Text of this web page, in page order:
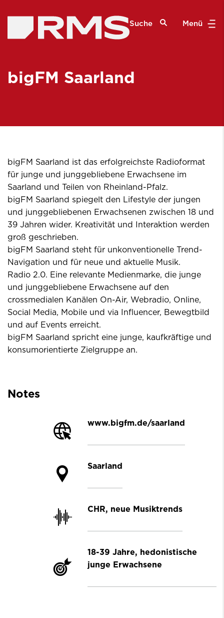
Suche Menü
bigFM Saarland
bigFM Saarland ist das erfolgreichste Radioformat
für junge und junggebliebene Erwachsene im
Saarland und Teilen von Rheinland-Pfalz.
bigFM Saarland spiegelt den Lifestyle der jungen
und junggebliebenen Erwachsenen zwischen 18 und
39 Jahren wider. Kreativität und Interaktion werden
groß geschrieben.
bigFM Saarland steht für unkonventionelle Trend-
Navigation und für neue und aktuelle Musik.
Radio 2.0. Eine relevante Medienmarke, die junge
und junggebliebene Erwachsene auf den
crossmedialen Kanälen On-Air, Webradio, Online,
Social Media, Mobile und via Influencer, Bewegtbild
und auf Events erreicht.
bigFM Saarland spricht eine junge, kaufkräftige und
konsumorientierte Zielgruppe an.
Notes
www.bigfm.de/saarland
Saarland
CHR, neue Musiktrends
18-39 Jahre, hedonistische
junge Erwachsene